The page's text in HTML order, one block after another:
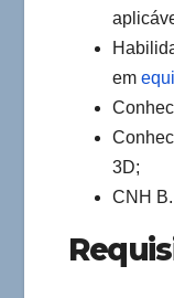
em
3D;
CNH B.